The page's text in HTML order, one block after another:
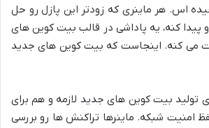
اس. هر ماینری که زودتر این پازل رو حل
پیدا کنه، یه پاداشی در قالب بیت کوین های
می کنه. اینجاست که بیت کوین های جدید
تولید بیت کوین های جدید لازمه و هم برای
امنیت شبکه. ماینرها تراکنش ها رو بررسی